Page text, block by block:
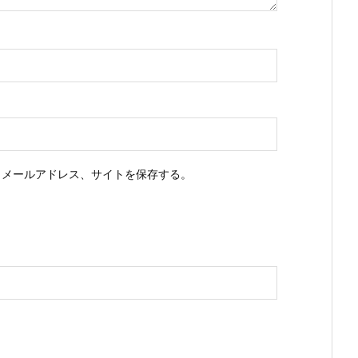
ールアドレス、サイトを保存する。